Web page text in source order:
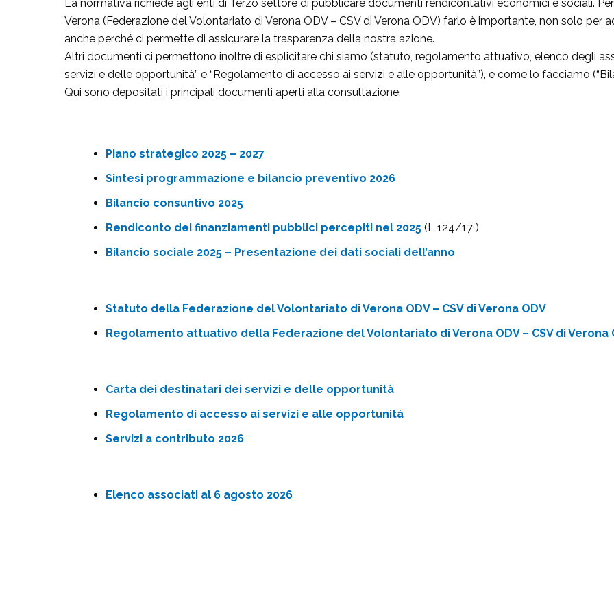
La normativa richiede agli enti di Terzo settore di pubblicare documenti rendicontativi economici e sociali.
Verona (Federazione del Volontariato di Verona ODV – CSV di Verona ODV) farlo è importante, non solo per
anche perché ci permette di assicurare la trasparenza della nostra azione.
Altri documenti ci permettono inoltre di esplicitare chi siamo (statuto, regolamento attuativo, elenco degli
servizi e delle opportunità” e “Regolamento di accesso ai servizi e alle opportunità”), e come lo facciamo
Qui sono depositati i principali documenti aperti alla consultazione.
Piano strategico 2025 – 2027
Sintesi programmazione e bilancio preventivo 2026
Bilancio consuntivo 2025
Rendiconto dei finanziamenti pubblici percepiti nel 2025(L 124/17 )
Bilancio sociale 2025 – Presentazione dei dati sociali dell’anno
Statuto della Federazione del Volontariato di Verona ODV – CSV di Verona ODV
Regolamento attuativo della Federazione del Volontariato di Verona ODV – CSV di Verona
Carta dei destinatari dei servizi e delle opportunità
Regolamento di accesso ai servizi e alle opportunità
Servizi a contributo 2026
Elenco associati al 6 agosto 2026